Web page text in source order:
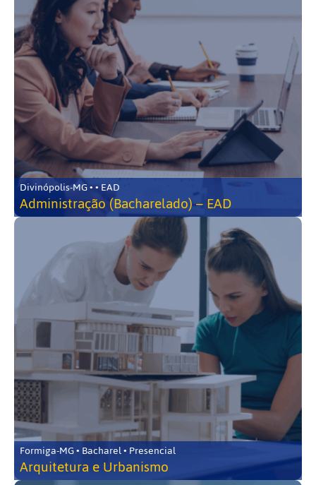
Divinópolis-MG • • EAD
Administração (Bacharelado) – EAD
Formiga-MG • Bacharel • Presencial
Arquitetura e Urbanismo